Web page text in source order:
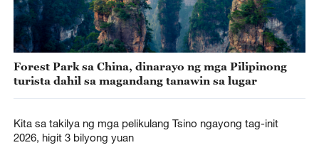
Forest Park sa China, dinarayo ng mga Pilipinong
turista dahil sa magandang tanawin sa lugar
Kita sa takilya ng mga pelikulang Tsino ngayong tag-init
2026, higit 3 bilyong yuan